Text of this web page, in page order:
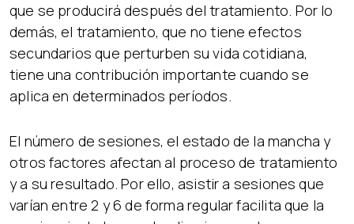
que se producirá después del tratamiento. Por lo
demás, el tratamiento, que no tiene efectos
secundarios que perturben su vida cotidiana,
tiene una contribución importante cuando se
aplica en determinados períodos.
El número de sesiones, el estado de la mancha y
otros factores afectan al proceso de tratamiento
y a su resultado. Por ello, asistir a sesiones que
varían entre 2 y 6 de forma regular facilita que la